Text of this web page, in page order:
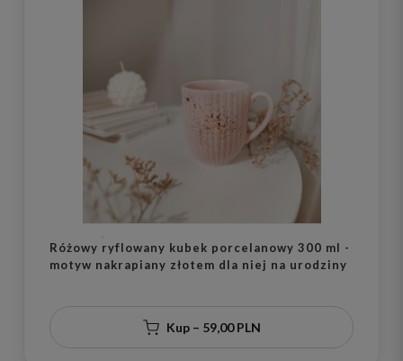
Różowy ryflowany kubek porcelanowy 300 ml -
motyw nakrapiany złotem dla niej na urodziny
Kup – 59,00 PLN